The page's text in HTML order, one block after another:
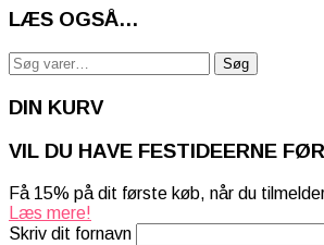
LÆS OGSÅ…
Søg
efter:
Søg
DIN KURV
VIL DU HAVE FESTIDEERNE
Få 15% på dit første køb, når du
Læs mere!
Skriv dit fornavn